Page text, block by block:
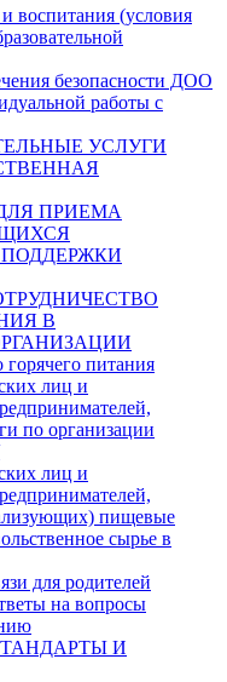
воспитания (условия
безопасности ДОО
работы с
УСЛУГИ
ПРИЕМА
В
питания
лиц и
по организации
лиц и
пищевые
сырье в
для родителей
на вопросы
И